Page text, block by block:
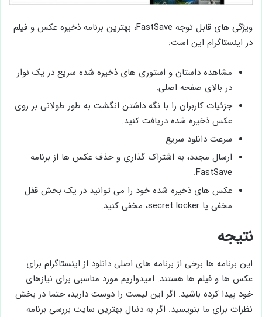
ویژگی های قابل توجه FastSave، بهترین برنامه ذخیره عکس و فیلم
در اینستاگرام این است:
مشاهده داستان و استوری های ذخیره شده سریع در یک نوار
در بالای صفحه اصلی.
جزئیات کاربران را با نگه داشتن انگشت به طور طولانی بر روی
عکس ذخیره شده دریافت کنید.
سرعت دانلود سریع
ارسال مجدد، به اشتراک گذاری و حذف عکس ها از برنامه
FastSave.
عکس های ذخیره شده خود را می توانید در یک بخش قفل
مخفی یا secret locker، مخفی کنید.
نتیجه
این برنامه ها برخی از برنامه های اصلی دانلود از اینستاگرام برای
عکس ها و فیلم ها هستند. امیدواریم مورد مناسبی برای نیازهای
خود پیدا کرده باشید. اگر این لیست را دوست دارید، حتما در بخش
نظرات برای ما بنویسید. اگر به دنبال بهترین سایت بررسی برنامه